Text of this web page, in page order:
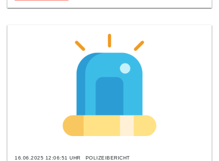
16.06.2025 12:06:51 UHR POLIZEIBERICHT